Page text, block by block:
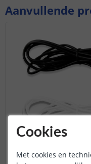
Aanvullende
Cookies
Met cookies en